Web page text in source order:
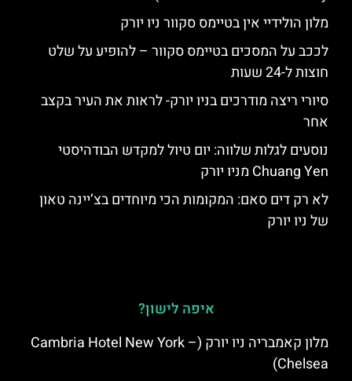
מלון הולידיי אין בטיימס סקוור ניו יורק
לככב על המסכים בטיימס סקוור – להופיע על שלט
חוצות ל-24 שעות
סיורי ריצה מודרכים בניו יורק- לראות את העיר בקצב
אחר
נוסעים לגלות שלווה: יום טיול למקדש הבודהיסטי
Chuang Yen מניו יורק
לא רק דים סאם: המקומות הכי מיוחדים בצ’יינה טאון
של ניו יורק
איפה לישון?
מלון קאמבריה ניו יורק (Cambria Hotel New York –
Chelsea)